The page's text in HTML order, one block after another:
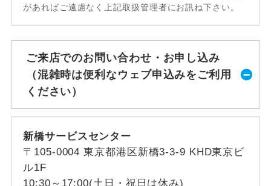
があればご遠慮なく上記取扱管理者にお訊ね下さい。
ご来店でのお問い合わせ・お申し込み
（混雑時は便利なウェブ申込みをご利用
ください）
新橋サービスセンター
〒105-0004 東京都港区新橋3-3-9 KHD東京ビ
ル1F
10:30～17:00(土日・祝日は休み)